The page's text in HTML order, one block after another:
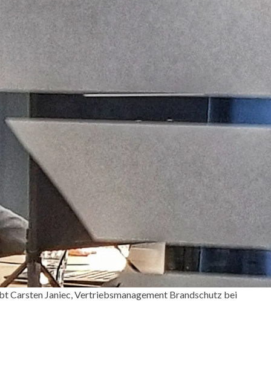
Carsten Janiec, Vertriebsmanagement Brandschutz bei